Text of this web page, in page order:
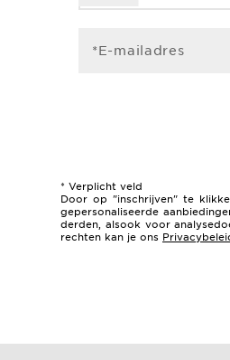
*E-mailadres
* Verplicht veld
Door op "inschrijven" te
gepersonaliseerde
derden, alsook voor
rechten kan je ons